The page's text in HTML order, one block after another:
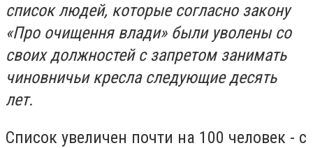
список людей, которые согласно закону
«Про очищення влади» были уволены со
своих должностей с запретом занимать
чиновничьи кресла следующие десять
лет.
Список увеличен почти на 100 человек - с